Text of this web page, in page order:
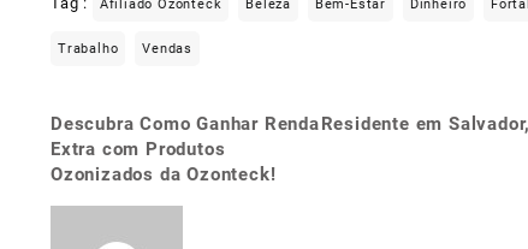
Afiliado Ozonteck Beleza Bem-Estar Dinheiro
Trabalho Vendas
Navegação
de
Descubra Como Ganhar Renda
Extra com Produtos
Ozonizados da Ozonteck!
Residente em